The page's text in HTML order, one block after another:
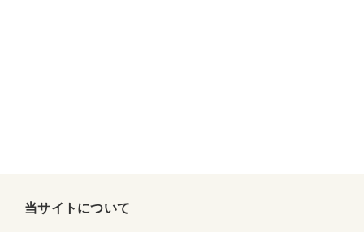
当サイトについて